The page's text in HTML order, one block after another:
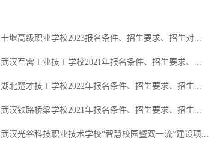
十堰高级职业学校2023报名条件、招生要求、招生对...
武汉军需工业技工学校2021年报名条件、招生要求、...
湖北楚才技工学校2022年报名条件、招生要求、招生...
武汉铁路桥梁学校2021年报名条件、招生要求、招生...
武汉光谷科技职业技术学校“智慧校园暨双一流”建设项...